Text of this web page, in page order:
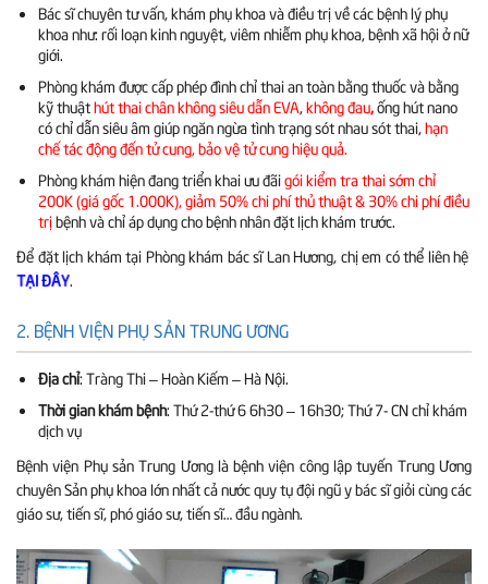
Bác sĩ chuyên tư vấn, khám phụ khoa và điều trị về các bệnh lý phụ
khoa như: rối loạn kinh nguyệt, viêm nhiễm phụ khoa, bệnh xã hội ở nữ
giới.
Phòng khám được cấp phép đình chỉ thai an toàn bằng thuốc và bằng
kỹ thuậthút thai chân không siêu dẫn EVA,không đau,ống hút nano
có chỉ dẫn siêu âm giúp ngăn ngừa tình trạng sót nhau sót thai,hạn
chế tác động đến tử cung, bảo vệ tử cung hiệu quả.
Phòng khám hiện đang triển khai ưu đãigói kiểm tra thai sớm chỉ
200K (giá gốc 1.000K), giảm 50% chi phí thủ thuật & 30% chi phí điều
trịbệnh và chỉ áp dụng cho bệnh nhân đặt lịch khám trước.
Để đặt lịch khám tại Phòng khám bác sĩ Lan Hương, chị em có thể liên hệ
TẠI ĐÂY.
2. BỆNH VIỆN PHỤ SẢN TRUNG ƯƠNG
Địa chỉ: Tràng Thi – Hoàn Kiếm – Hà Nội.
Thời gian khám bệnh: Thứ 2-thứ 6 6h30 – 16h30; Thứ 7- CN chỉ khám
dịch vụ
Bệnh viện Phụ sản Trung Ương là bệnh viện công lập tuyến Trung Ương
chuyên Sản phụ khoa lớn nhất cả nước quy tụ đội ngũ y bác sĩ giỏi cùng các
giáo sư, tiến sĩ, phó giáo sư, tiến sĩ… đầu ngành.